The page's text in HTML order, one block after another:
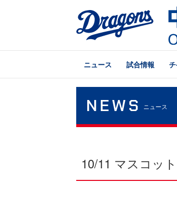
ニュース 試合情報
NEWS ニュース
10/11 マスコッ